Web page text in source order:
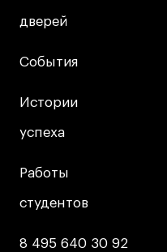
дверей
дверей
События
События
Истории
успеха
Истории
успеха
Работы
студентов
Работы
студентов
8 495 640 30 92
8 495 640 30 92